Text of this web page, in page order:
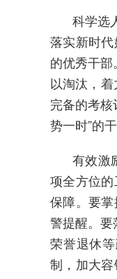
科学选
落实新时
的优秀干
以淘汰，着
完备的考核
势一时”的
有效激
项全方位
保障。要
警提醒。要
荣誉退休
制，加大